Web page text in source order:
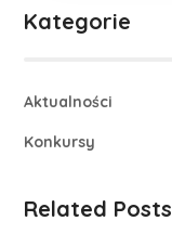
Kategorie
Aktualności
Konkursy
Related Posts